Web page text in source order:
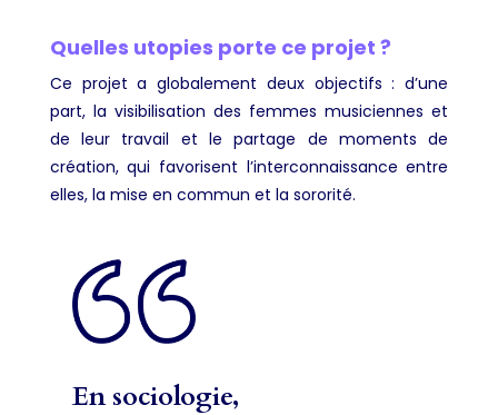
Quelles utopies porte ce projet ?
Ce projet a globalement deux objectifs : d’une
part, la visibilisation des femmes musiciennes et
de leur travail et le partage de moments de
création, qui favorisent l’interconnaissance entre
elles, la mise en commun et la sororité.
En sociologie,